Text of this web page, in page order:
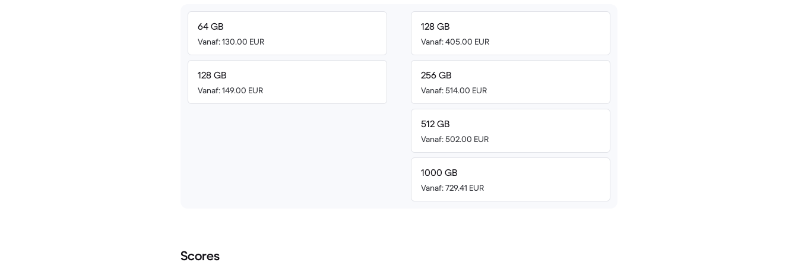
64 GB
Vanaf: 130.00 EUR
128 GB
Vanaf: 149.00 EUR
128 GB
Vanaf: 405.00 EUR
256 GB
Vanaf: 514.00 EUR
512 GB
Vanaf: 502.00 EUR
1000 GB
Vanaf: 729.41 EUR
Scores